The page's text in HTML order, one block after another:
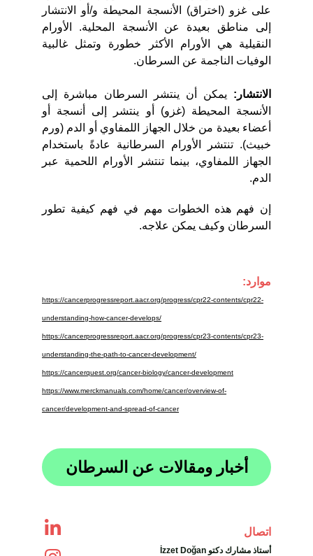
على غزو (اختراق) الأنسجة المحيطة و/أو الانتشار
إلى مناطق بعيدة عن الأنسجة المحلية. الأورام
النقيلية هي الأورام الأكثر خطورة وتمثل غالبية
الوفيات الناجمة عن السرطان.
الانتشار: يمكن أن ينتشر السرطان مباشرة إلى
الأنسجة المحيطة (غزو) أو ينتشر إلى أنسجة أو
أعضاء بعيدة من خلال الجهاز اللمفاوي أو الدم (ورم
خبيث). تنتشر الأورام السرطانية عادةً باستخدام
الجهاز اللمفاوي، بينما تنتشر الأورام اللحمية عبر
الدم.
إن فهم هذه الخطوات مهم في فهم كيفية تطور
السرطان وكيف يمكن علاجه.
موارد:
https://cancerprogressreport.aacr.org/progress/cpr22-contents/cpr22-
understanding-how-cancer-develops/
https://cancerprogressreport.aacr.org/progress/cpr23-contents/cpr23-
understanding-the-path-to-cancer-development/
https://cancerquest.org/cancer-biology/cancer-development
https://www.merckmanuals.com/home/cancer/overview-of-
cancer/development-and-spread-of-cancer
أخبار ومقالات عن السرطان
İzzet Doğan أستاذ مشارك دكتو
اتصال